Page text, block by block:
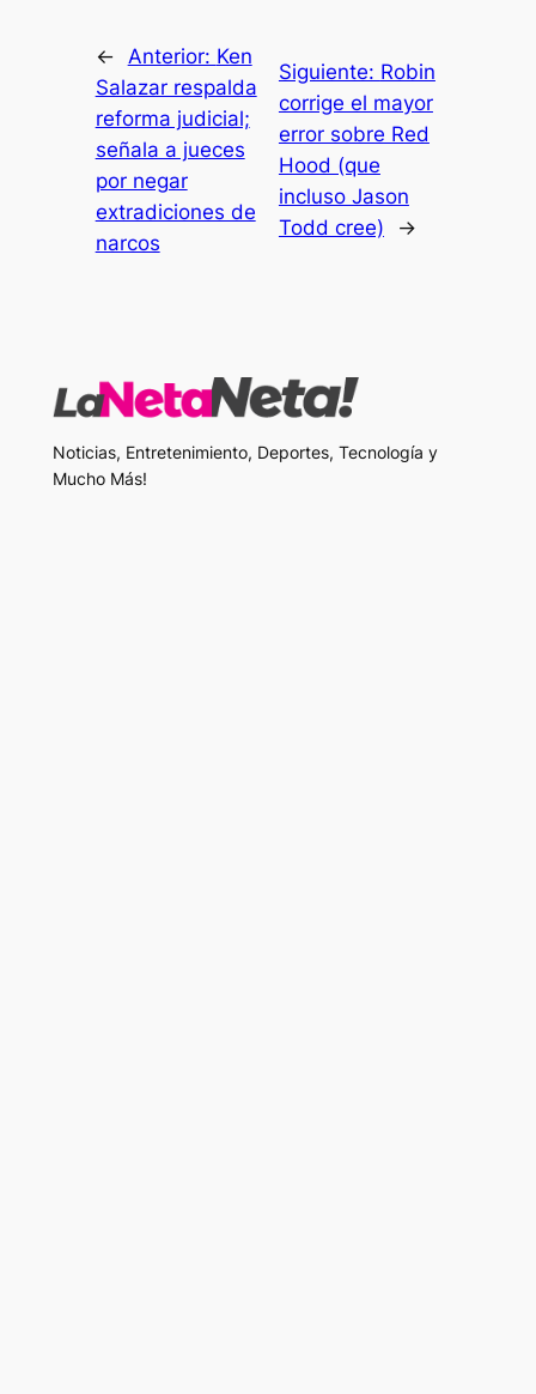
← Anterior: Ken
Salazar respalda
reforma judicial;
señala a jueces
por negar
extradiciones de
narcos
Siguiente: Robin
corrige el mayor
error sobre Red
Hood (que
incluso Jason
Todd cree)
→
Noticias, Entretenimiento, Deportes, Tecnología y
Mucho Más!